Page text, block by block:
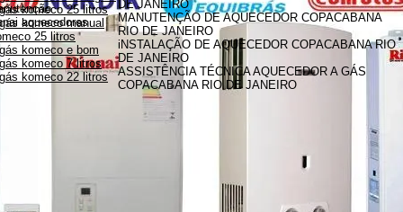
komeco 25 litros
komeco manual
25 litros
komeco e bom
komeco 7 litros
komeco 22 litros
DE JANEIRO
MANUTENÇÃO DE AQUECEDOR COPACABANA
RIO DE JANEIRO
iNSTALAÇÃO DE AQUECEDOR COPACABANA RIO
DE JANEIRO
ASSISTÊNCIA TÉCNICA AQUECEDOR A GÁS
COPACABANA RIO DE JANEIRO
aquecedores